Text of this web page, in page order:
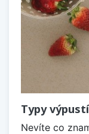
Typy
Nevíte co